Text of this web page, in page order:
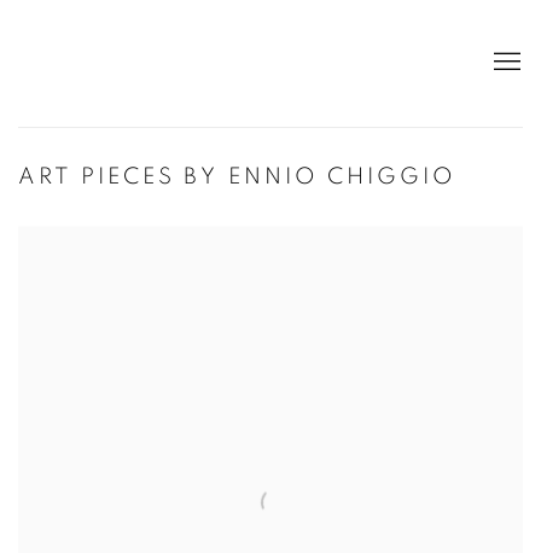
ART PIECES BY ENNIO CHIGGIO